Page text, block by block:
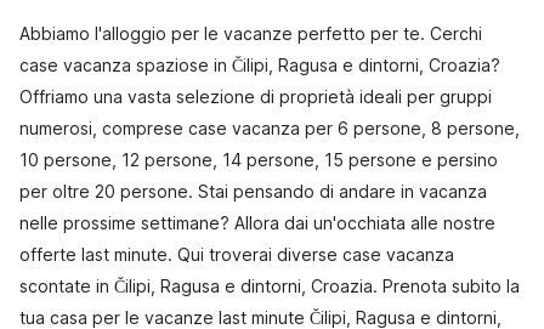
Abbiamo l'alloggio per le vacanze perfetto per te. Cerchi
case vacanza spaziose in Čilipi, Ragusa e dintorni, Croazia?
Offriamo una vasta selezione di proprietà ideali per gruppi
numerosi, comprese case vacanza per 6 persone, 8 persone,
10 persone, 12 persone, 14 persone, 15 persone e persino
per oltre 20 persone. Stai pensando di andare in vacanza
nelle prossime settimane? Allora dai un'occhiata alle nostre
offerte last minute. Qui troverai diverse case vacanza
scontate in Čilipi, Ragusa e dintorni, Croazia. Prenota subito la
tua casa per le vacanze last minute Čilipi, Ragusa e dintorni,